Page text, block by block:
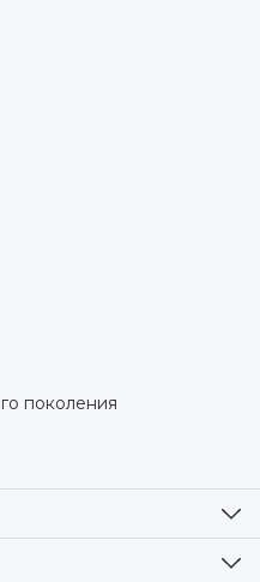
поколения